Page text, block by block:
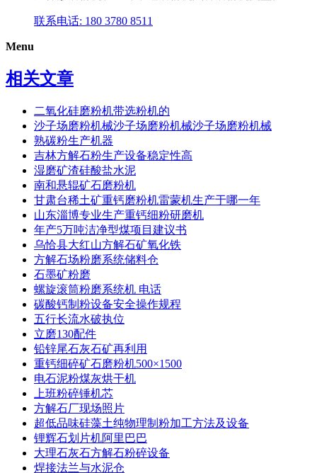
联系电话: 180 3780 8511
Menu
相关文章
二氧化硅磨粉机带选粉机的
沙子场磨粉机械沙子场磨粉机械沙子场磨粉机械
熟碳粉生产机器
吉林方解石粉生产设备稳定性高
湿磨矿渣硅酸盐水泥
南和悬辊矿石磨粉机
甘肃台稀土矿重钙磨粉机雷蒙机生产于哪一年
山东淄博专业生产重钙细粉研磨机
年产5万吨洁净型煤项目建议书
乌恰县大红山方解石矿氧化铁
方解石场粉磨系统储料仓
石墨矿粉磨
螺旋滚筒粉磨系统机 电话
碳酸钙制粉设备安全操作规程
五行长流水破执位
立磨130配件
铅锌尾石灰石矿再利用
重钙细碎矿石磨粉机500×1500
电石泥粉煤灰烘干机
上班粉碎锤机芯
方解石厂现场照片
超低品味硅藻土纯物理制粉加工方法及设备
锂辉石划片机阿里巴巴
大理石灰石方解石粉碎设备
焊接法兰与水泥仓